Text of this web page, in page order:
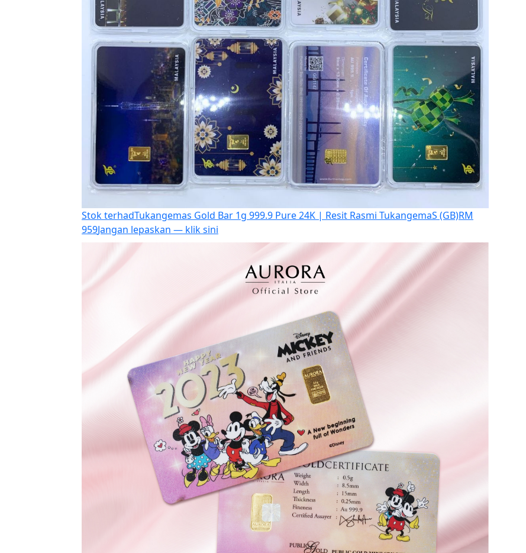
Stok terhadTukangemas Gold Bar 1g 999.9 Pure 24K | Resit Rasmi TukangemaS (GB)RM
959Jangan lepaskan — klik sini